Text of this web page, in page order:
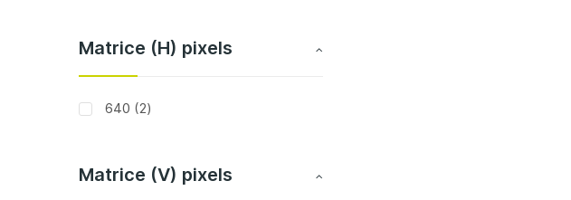
Matrice (H) pixels
640 2articles
Matrice (V) pixels